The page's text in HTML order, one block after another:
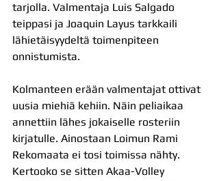
tarjolla. Valmentaja Luis Salgado
teippasi ja Joaquin Layus tarkkaili
lähietäisyydeltä toimenpiteen
onnistumista.
Kolmanteen erään valmentajat ottivat
uusia miehiä kehiin. Näin peliaikaa
annettiin lähes jokaiselle rosteriin
kirjatulle. Ainostaan Loimun Rami
Rekomaata ei tosi toimissa nähty.
Kertooko se sitten Akaa-Volley